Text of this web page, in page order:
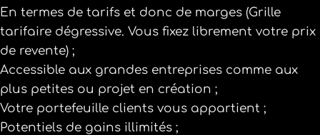
En termes de tarifs et donc de marges (Grille
tarifaire dégressive. Vous fixez librement votre prix
de revente) ;
Accessible aux grandes entreprises comme aux
plus petites ou projet en création ;
Votre portefeuille clients vous appartient ;
Potentiels de gains illimités ;